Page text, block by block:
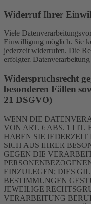
Widerruf Ihrer
Viele
Einwilligung möglich. Sie
jederzeit widerrufen. Die
erfolgten
Widerspruchsrecht
besonderen Fällen
21 DSGVO)
WENN DIE
VON ART. 6 ABS. 1 LIT.
HABEN SIE JEDERZEIT
SICH AUS IHRER
GEGEN DIE
EINZULEGEN; DIES
BESTIMMUNGEN
JEWEILIGE
VERARBEITUNG